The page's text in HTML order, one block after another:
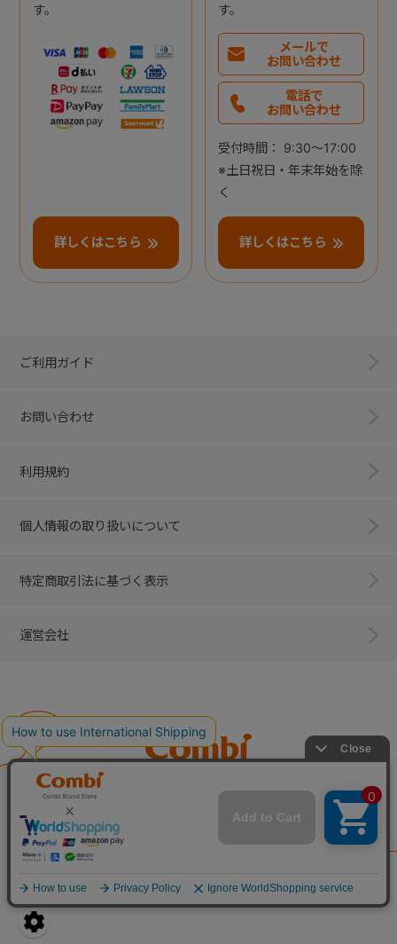
す。
詳しくはこちら
す。
メールで
お問い合わせ
電話で
お問い合わせ
受付時間： 9:30～17:00
※土日祝日・年末年始を除
く
詳しくはこちら
ご利用ガイド
お問い合わせ
利用規約
個人情報の取り扱いについて
特定商取引法に基づく表示
運営会社
子育てに、イノベーションを。
ベビー用品のコンビ株式会社
All Right Reserved. Copyright © Combi Corporation.